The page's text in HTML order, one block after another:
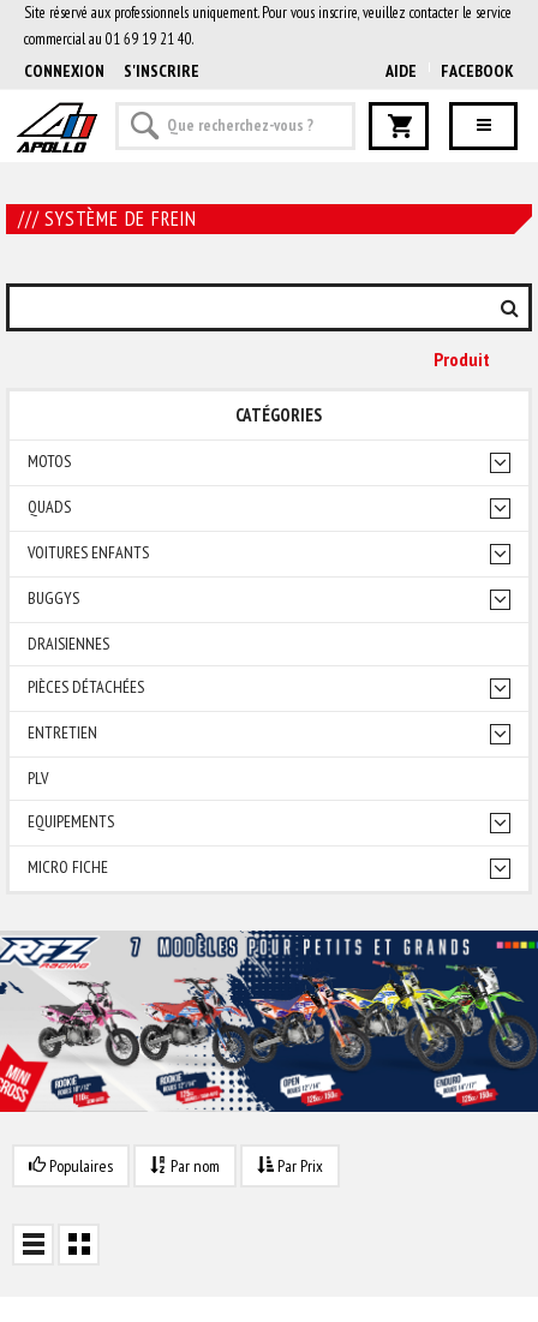
Site réservé aux professionnels uniquement. Pour vous inscrire, veuillez contacter le service
commercial au 01 69 19 21 40.
CONNEXION S'INSCRIRE AIDE FACEBOOK
/// SYSTÈME DE FREIN
Produit
CATÉGORIES
MOTOS
QUADS
VOITURES ENFANTS
BUGGYS
DRAISIENNES
PIÈCES DÉTACHÉES
ENTRETIEN
PLV
EQUIPEMENTS
MICRO FICHE
Populaires Par nom Par Prix